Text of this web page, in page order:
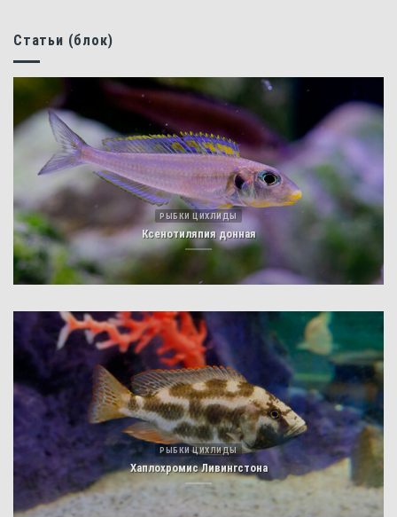
Статьи (блок)
РЫБКИ ЦИХЛИДЫ
Ксенотиляпия донная
РЫБКИ ЦИХЛИДЫ
Хаплохромис Ливингстона